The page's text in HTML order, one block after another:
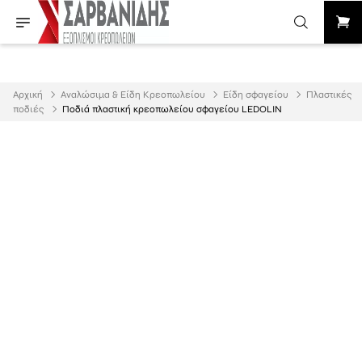
Αρχική Αναλώσιμα & Είδη Κρεοπωλείου Είδη σφαγείου
Πλαστικές
ποδιές
Ποδιά πλαστική κρεοπωλείου σφαγείου LEDOLIN